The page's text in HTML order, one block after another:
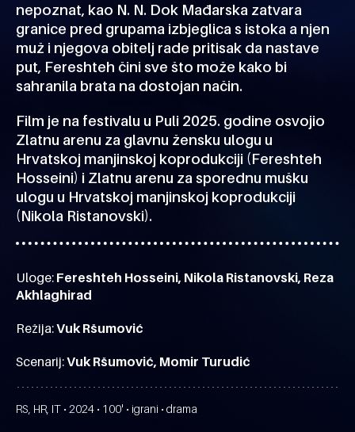
nepoznat, kao N. N. Dok Mađarska zatvara
granice pred grupama izbjeglica s istoka a njen
muž i njegova obitelj rade pritisak da nastave
put, Fereshteh čini sve što može kako bi
sahranila brata na dostojan način.
Film je na festivalu u Puli 2025. godine osvojio
Zlatnu arenu za glavnu žensku ulogu u
Hrvatskoj manjinskoj koprodukciji (Fereshteh
Hosseini) i Zlatnu arenu za sporednu mušku
ulogu u Hrvatskoj manjinskoj koprodukciji
(Nikola Ristanovski).
Uloge: Fereshteh Hosseini, Nikola Ristanovski, Reza
Akhlaghirad
Režija:Vuk Ršumović
Scenarij:Vuk Ršumović, Momir Turudić
RS, HR, IT • 2024 • 100' • igrani • drama